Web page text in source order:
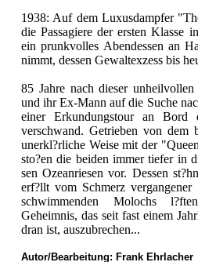
1938: Auf dem Luxusdampfer
die Passagiere der ersten Klasse
ein prunkvolles Abendessen an
nimmt, dessen Gewaltexzess bis
85 Jahre nach dieser
und ihr Ex-Mann auf die Suche
einer Erkundungstour an Bord
verschwand. Getrieben von dem
unerkl?rliche Weise mit der
sto?en die beiden immer tiefer in
sen Ozeanriesen vor. Dessen
erf?llt vom Schmerz
schwimmenden Molochs
Geheimnis, das seit fast einem
dran ist, auszubrechen...
Autor/Bearbeitung: Frank Ehrlacher